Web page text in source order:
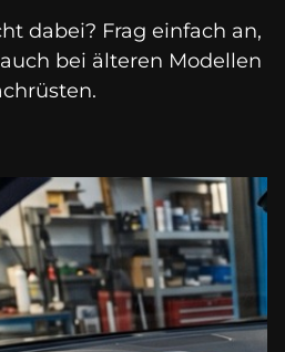
dabei? Frag einfach an,
bei älteren Modellen